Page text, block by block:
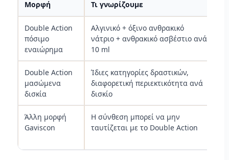
Μορφή Τι γνωρίζουμε
Double Action
πόσιμο
εναιώρημα
Αλγινικό + όξινο ανθρακικό
νάτριο + ανθρακικό ασβέστιο ανά
10 ml
Double Action
μασώμενα
δισκία
Ίδιες κατηγορίες δραστικών,
διαφορετική περιεκτικότητα ανά
δισκίο
Άλλη μορφή
Gaviscon
Η σύνθεση μπορεί να μην
ταυτίζεται με το Double Action